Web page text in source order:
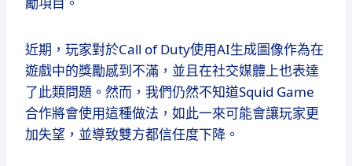
近期，玩家對於Call of Duty使用AI生成圖像作為在
遊戲中的獎勵感到不滿，並且在社交媒體上也表達
了此類問題。然而，我們仍然不知道Squid Game
合作將會使用這種做法，如此一來可能會讓玩家更
加失望，並導致雙方都信任度下降。